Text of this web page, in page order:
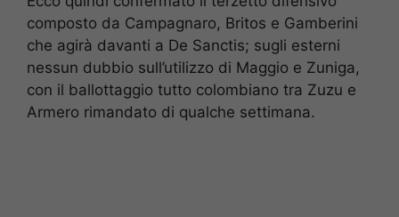
composto da Campagnaro, Britos e Gamberini
che agirà davanti a De Sanctis; sugli esterni
nessun dubbio sull’utilizzo di Maggio e Zuniga,
con il ballottaggio tutto colombiano tra Zuzu e
Armero rimandato di qualche settimana.